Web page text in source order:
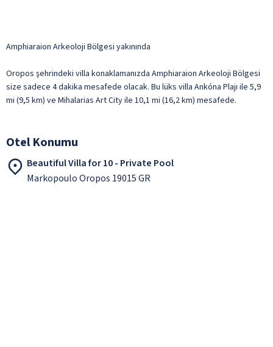
Amphiaraion Arkeoloji Bölgesi yakınında
Oropos şehrindeki villa konaklamanızda Amphiaraion Arkeoloji Bölgesi
size sadece 4 dakika mesafede olacak. Bu lüks villa Ankóna Plajı ile 5,9
mi (9,5 km) ve Mihalarias Art City ile 10,1 mi (16,2 km) mesafede.
Otel Konumu
Beautiful Villa for 10 - Private Pool
Markopoulo Oropos 19015 GR